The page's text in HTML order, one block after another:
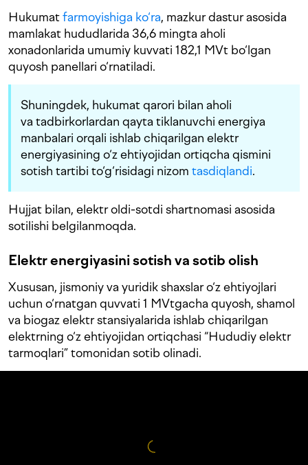
Hukumatfarmoyishiga ko‘ra, mazkur dastur asosida
mamlakat hududlarida 36,6 mingta aholi
xonadonlarida umumiy kuvvati 182,1 MVt bo‘lgan
quyosh panellari o‘rnatiladi.
Shuningdek, hukumat qarori bilan aholi
va tadbirkorlardan qayta tiklanuvchi energiya
manbalari orqali ishlab chiqarilgan elektr
energiyasining o‘z ehtiyojidan ortiqcha qismini
sotish tartibi to‘g‘risidagi nizom tasdiqlandi.
Hujjat bilan, elektr oldi-sotdi shartnomasi asosida
sotilishi belgilanmoqda.
Elektr energiyasini sotish va sotib olish
Xususan, jismoniy va yuridik shaxslar o‘z ehtiyojlari
uchun o‘rnatgan quvvati 1 MVtgacha quyosh, shamol
va biogaz elektr stansiyalarida ishlab chiqarilgan
elektrning o‘z ehtiyojidan ortiqchasi “Hududiy elektr
tarmoqlari” tomonidan sotib olinadi.